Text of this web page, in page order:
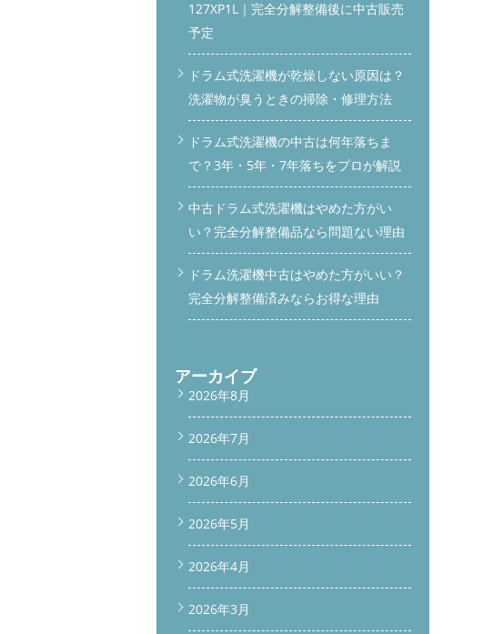
127XP1L｜完全分解整備後に中古販売
予定
ドラム式洗濯機が乾燥しない原因は？
洗濯物が臭うときの掃除・修理方法
ドラム式洗濯機の中古は何年落ちま
で？3年・5年・7年落ちをプロが解説
中古ドラム式洗濯機はやめた方がい
い？完全分解整備品なら問題ない理由
ドラム洗濯機中古はやめた方がいい？
完全分解整備済みならお得な理由
アーカイブ
2026年8月
2026年7月
2026年6月
2026年5月
2026年4月
2026年3月